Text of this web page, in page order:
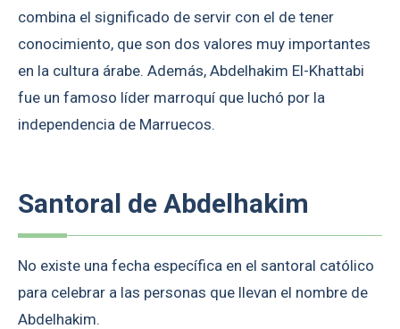
combina el significado de servir con el de tener
conocimiento, que son dos valores muy importantes
en la cultura árabe. Además, Abdelhakim El-Khattabi
fue un famoso líder marroquí que luchó por la
independencia de Marruecos.
Santoral de Abdelhakim
No existe una fecha específica en el santoral católico
para celebrar a las personas que llevan el nombre de
Abdelhakim.